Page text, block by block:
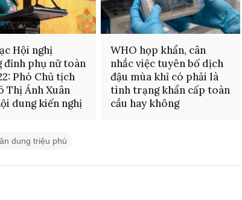
Hội nghị
đỉnh phụ nữ toàn
Phó Chủ tịch
Thị Ánh Xuân
dung kiến nghị
WHO họp khẩn, cân
nhắc việc tuyên bố dịch
đậu mùa khỉ có phải là
tình trạng khẩn cấp toàn
cầu hay không
dung triệu phú